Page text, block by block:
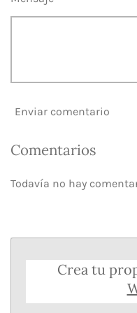
Enviar comentario
Comentarios
Todavía no hay
Crea tu